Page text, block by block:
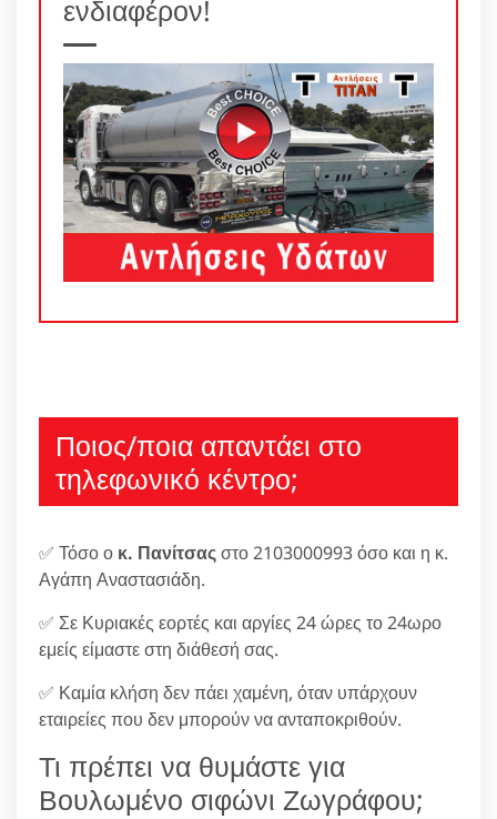
ενδιαφέρον!
Ποιος/ποια απαντάει στο
τηλεφωνικό κέντρο;
✅ Τόσο ο κ. Πανίτσαςστο 2103000993 όσο και η κ.
Αγάπη Αναστασιάδη.
✅ Σε Κυριακές εορτές και αργίες 24 ώρες το 24ωρο
εμείς είμαστε στη διάθεσή σας.
✅ Καμία κλήση δεν πάει χαμένη, όταν υπάρχουν
εταιρείες που δεν μπορούν να ανταποκριθούν.
Τι πρέπει να θυμάστε για
Βουλωμένο σιφώνι Ζωγράφου;